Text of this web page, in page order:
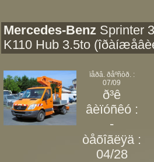
Mercedes-Benz Sprinter
K110 Hub 3.5to
ïåðâ. ðåºñòð. :
07/09
ð³ê
âèïóñêó :
-
òåõîãëÿä :
04/28